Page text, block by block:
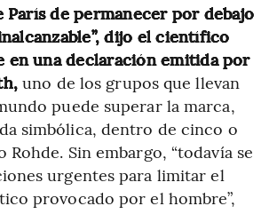
París de permanecer por debajo
inalcanzable”, dijo el científico
en una declaración emitida por
uno de los grupos que llevan
puede superar la marca,
simbólica, dentro de cinco o
Rohde. Sin embargo, “todavía se
urgentes para limitar el
provocado por el hombre”,